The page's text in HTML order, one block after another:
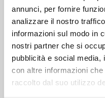
annunci, per fornire
analizzare il nostro
informazioni sul modo in
nostri partner che si
pubblicità e social media,
con altre informazioni
raccolto dal suo utilizzo
Altri volumi